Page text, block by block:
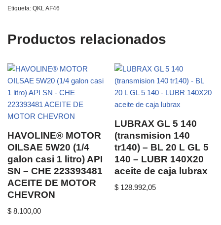
Etiqueta: QKL AF46
Productos relacionados
HAVOLINE® MOTOR
OILSAE 5W20 (1/4
galon casi 1 litro) API
SN – CHE 223393481
ACEITE DE MOTOR
CHEVRON
$ 8.100,00
LUBRAX GL 5 140
(transmision 140
tr140) – BL 20 L GL 5
140 – LUBR 140X20
aceite de caja lubrax
$ 128.992,05